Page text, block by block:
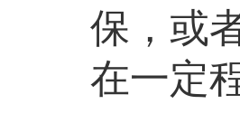
保，或
在一定